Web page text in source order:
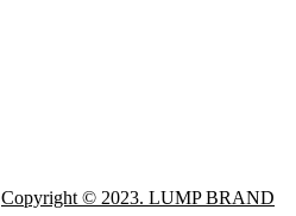
Copyright © 2023. LUMP BRAND